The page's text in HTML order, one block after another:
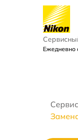
Ежедневно